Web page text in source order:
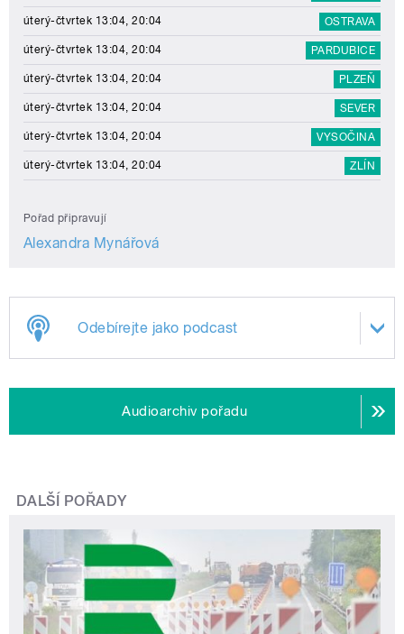
úterý-čtvrtek 13:04, 20:04 OSTRAVA
úterý-čtvrtek 13:04, 20:04 PARDUBICE
úterý-čtvrtek 13:04, 20:04 PLZEŇ
úterý-čtvrtek 13:04, 20:04 SEVER
úterý-čtvrtek 13:04, 20:04 VYSOČINA
úterý-čtvrtek 13:04, 20:04 ZLÍN
Pořad připravují
Alexandra Mynářová
Odebírejte jako podcast
Audioarchiv pořadu
DALŠÍ POŘADY